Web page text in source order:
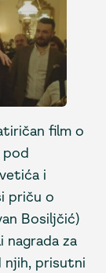
film o
pod
i
priču o
Bosiljčić)
nagrada za
njih, prisutni